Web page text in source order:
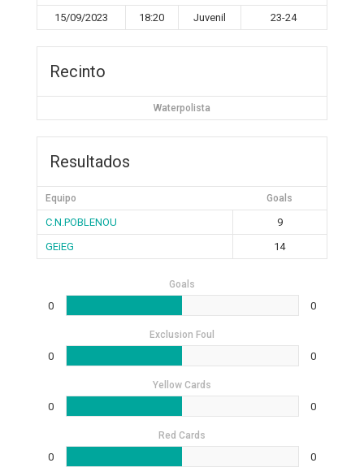
15/09/2023 18:20 Juvenil 23-24
Recinto
Waterpolista
Resultados
Equipo Goals
C.N.POBLENOU
9
GEiEG
14
Goals
0 0
Exclusion Foul
0 0
Yellow Cards
0 0
Red Cards
0 0